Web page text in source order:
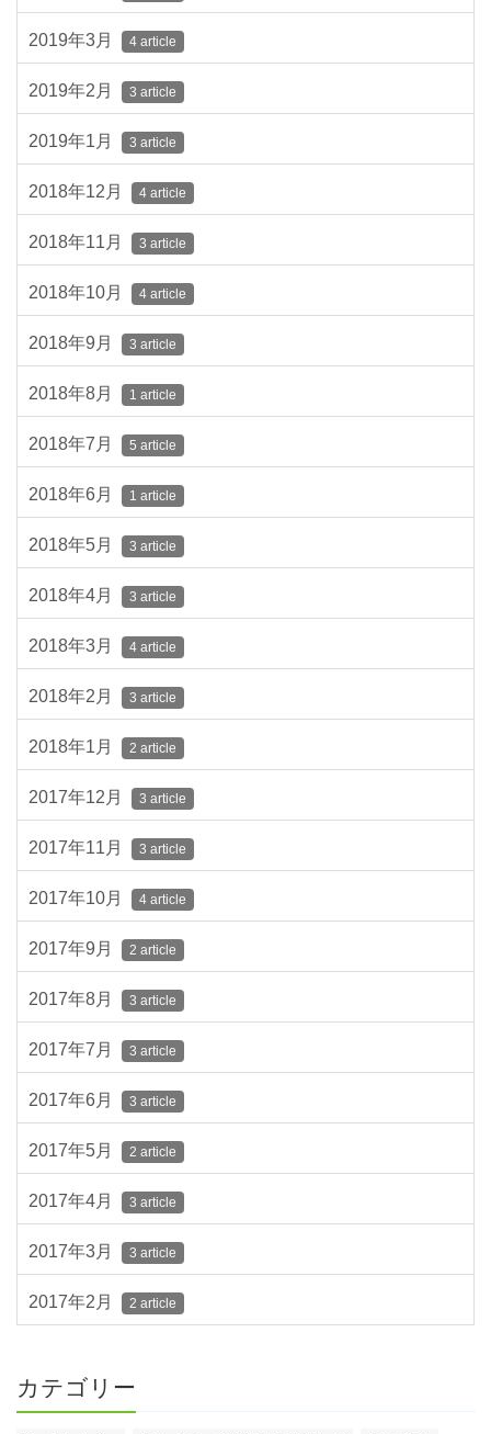
2019年3月 4 article
2019年2月 3 article
2019年1月 3 article
2018年12月 4 article
2018年11月 3 article
2018年10月 4 article
2018年9月 3 article
2018年8月 1 article
2018年7月 5 article
2018年6月 1 article
2018年5月 3 article
2018年4月 3 article
2018年3月 4 article
2018年2月 3 article
2018年1月 2 article
2017年12月 3 article
2017年11月 3 article
2017年10月 4 article
2017年9月 2 article
2017年8月 3 article
2017年7月 3 article
2017年6月 3 article
2017年5月 2 article
2017年4月 3 article
2017年3月 3 article
2017年2月 2 article
カテゴリー